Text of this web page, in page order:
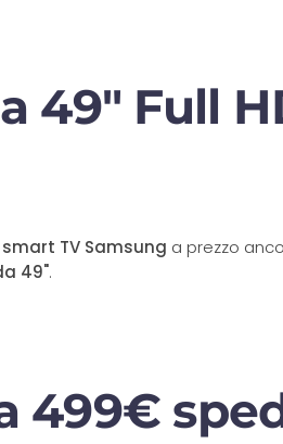
49" Full
smart TV Samsung a prezzo
49".
499€